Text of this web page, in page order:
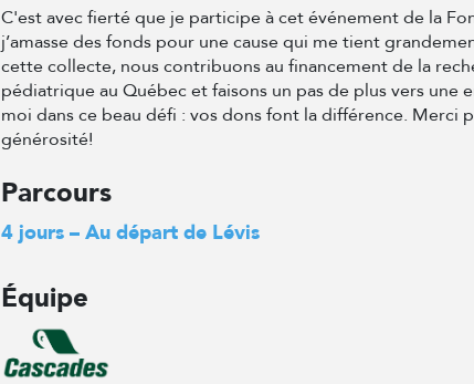
C'est avec fierté que je participe à cet événement de la
j’amasse des fonds pour une cause qui me tient
cette collecte, nous contribuons au financement de la
pédiatrique au Québec et faisons un pas de plus vers une
moi dans ce beau défi : vos dons font la différence. Merci
générosité!
Parcours
4 jours – Au départ de Lévis
Équipe